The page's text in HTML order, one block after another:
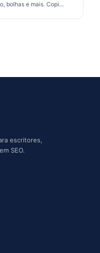
bolhas e mais. Copie
escritores,
SEO.